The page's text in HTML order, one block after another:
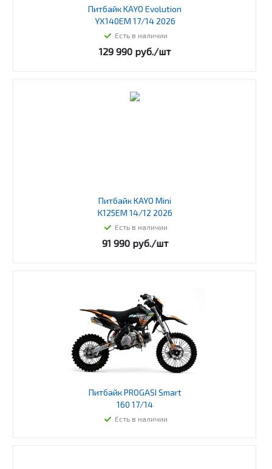
Питбайк KAYO Evolution
YX140EM 17/14 2026
Есть в наличии
129 990 руб./шт
Питбайк KAYO Mini
K125EM 14/12 2026
Есть в наличии
91 990руб./шт
Питбайк PROGASI Smart
160 17/14
Есть в наличии